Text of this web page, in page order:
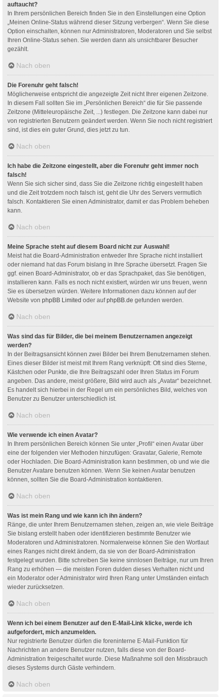
auftaucht?
In Ihrem persönlichen Bereich finden Sie in den Einstellungen eine Option
„Meinen Online-Status während dieser Sitzung verbergen“. Wenn Sie diese
Option einschalten, können nur Administratoren, Moderatoren und Sie selbst
Ihren Online-Status sehen. Sie werden dann als unsichtbarer Besucher
gezählt.
Nach oben
Die Forenuhr geht falsch!
Möglicherweise entspricht die angezeigte Zeit nicht Ihrer eigenen Zeitzone.
In diesem Fall sollten Sie im „Persönlichen Bereich“ die für Sie passende
Zeitzone (Mitteleuropäische Zeit, ...) festlegen. Die Zeitzone kann dabei nur
von registrierten Benutzern geändert werden. Wenn Sie noch nicht registriert
sind, ist dies ein guter Grund, dies jetzt zu tun.
Nach oben
Ich habe die Zeitzone eingestellt, aber die Forenuhr geht immer noch
falsch!
Wenn Sie sich sicher sind, dass Sie die Zeitzone richtig eingestellt haben
und die Zeit trotzdem noch falsch ist, geht die Uhr des Servers vermutlich
falsch. Kontaktieren Sie einen Administrator, damit er das Problem beheben
kann.
Nach oben
Meine Sprache steht auf diesem Board nicht zur Auswahl!
Meist hat die Board-Administration entweder Ihre Sprache nicht installiert
oder niemand hat das Forum bislang in Ihre Sprache übersetzt. Fragen Sie
ggf. einen Board-Administrator, ob er das Sprachpaket, das Sie benötigen,
installieren kann. Falls es noch nicht existiert, würden wir uns freuen, wenn
Sie es übersetzen würden. Weitere Informationen dazu können auf der
Website von phpBB Limited oder aufphpBB.de gefunden werden.
Nach oben
Was sind das für Bilder, die bei meinem Benutzernamen angezeigt
werden?
In der Beitragsansicht können zwei Bilder bei Ihrem Benutzernamen stehen.
Eines dieser Bilder ist meist mit Ihrem Rang verknüpft: Oft sind dies Sterne,
Kästchen oder Punkte, die Ihre Beitragszahl oder Ihren Status im Forum
angeben. Das andere, meist größere, Bild wird auch als „Avatar“ bezeichnet.
Es handelt sich hierbei in der Regel um ein persönliches Bild, welches von
Benutzer zu Benutzer unterschiedlich ist.
Nach oben
Wie verwende ich einen Avatar?
In Ihrem persönlichen Bereich können Sie unter „Profil“ einen Avatar über
eine der folgenden vier Methoden hinzufügen: Gravatar, Galerie, Remote
oder Hochladen. Die Board-Administration kann bestimmen, ob und wie die
Benutzer Avatare benutzen können. Wenn Sie keinen Avatar benutzen
können, sollten Sie die Board-Administration kontaktieren.
Nach oben
Was ist mein Rang und wie kann ich ihn ändern?
Ränge, die unter Ihrem Benutzernamen stehen, zeigen an, wie viele Beiträge
Sie bislang erstellt haben oder identifizieren bestimmte Benutzer wie
Moderatoren und Administratoren. Normalerweise können Sie den Wortlaut
eines Ranges nicht direkt ändern, da sie von der Board-Administration
festgelegt wurden. Bitte schreiben Sie keine sinnlosen Beiträge, nur um Ihren
Rang zu erhöhen — die meisten Foren dulden dieses Verhalten nicht und
ein Moderator oder Administrator wird Ihren Rang unter Umständen einfach
wieder zurücksetzen.
Nach oben
Wenn ich bei einem Benutzer auf den E-Mail-Link klicke, werde ich
aufgefordert, mich anzumelden.
Nur registrierte Benutzer dürfen die foreninterne E-Mail-Funktion für
Nachrichten an andere Benutzer nutzen, falls diese von der Board-
Administration freigeschaltet wurde. Diese Maßnahme soll den Missbrauch
dieses Systems durch Gäste verhindern.
Nach oben